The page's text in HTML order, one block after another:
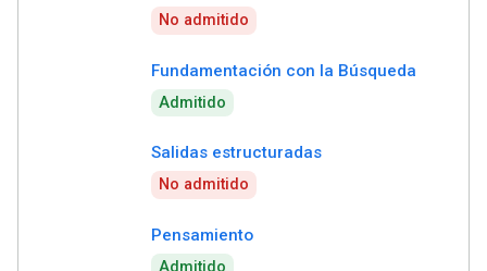
No admitido
Fundamentación con la Búsqueda
Admitido
Salidas estructuradas
No admitido
Pensamiento
Admitido